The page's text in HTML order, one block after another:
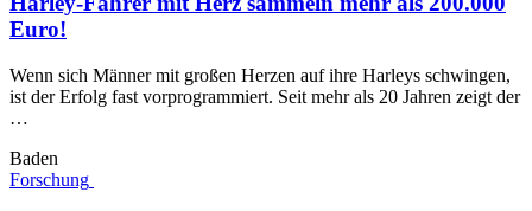
Euro!
Wenn sich Männer mit großen Herzen auf ihre Harleys schwingen,
ist der Erfolg fast vorprogrammiert. Seit mehr als 20 Jahren zeigt der
…
Baden
Forschung